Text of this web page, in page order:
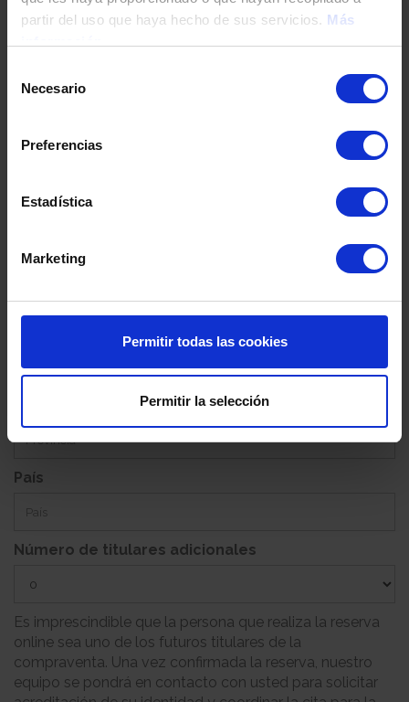
partir del uso que haya hecho de sus servicios. Más
Necesario
Preferencias
Estadística
Marketing
Permitir todas las cookies
Permitir la selección
DNI / Pasaporte / NIE
Código postal
País
Número de titulares adicionales
Es imprescindible que la persona que realiza la reserva
online sea uno de los futuros titulares de la
compraventa. Una vez confirmada la reserva, nuestro
equipo se pondrá en contacto con usted para solicitar